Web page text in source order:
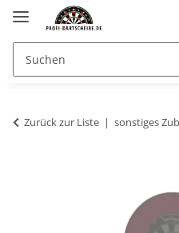
Zurück zur Liste sonstiges